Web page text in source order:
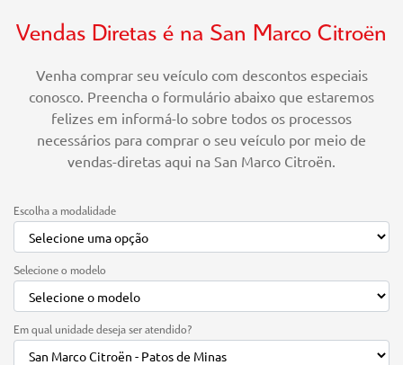
Vendas Diretas é na San Marco Citroën
Venha comprar seu veículo com descontos especiais
conosco. Preencha o formulário abaixo que estaremos
felizes em informá-lo sobre todos os processos
necessários para comprar o seu veículo por meio de
vendas-diretas aqui na San Marco Citroën.
Escolha a modalidade
Selecione o modelo
Em qual unidade deseja ser atendido?